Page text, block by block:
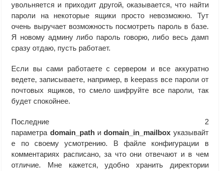
увольняется и приходит другой, оказывается, что найти
пароли на некоторые ящики просто невозможно. Тут
очень выручает возможность посмотреть пароль в базе.
Я новому админу либо пароль говорю, либо весь дамп
сразу отдаю, пусть работает.
Если вы сами работаете с сервером и все аккуратно
ведете, записываете, например, в keepass все пароли от
почтовых ящиков, то смело шифруйте все пароли, так
будет спокойнее.
Последние 2
параметра domain_pathиdomain_in_mailbox указывайт
е по своему усмотрению. В файле конфигурации в
комментариях расписано, за что они отвечают и в чем
отличие. Мне кажется, удобно хранить директории